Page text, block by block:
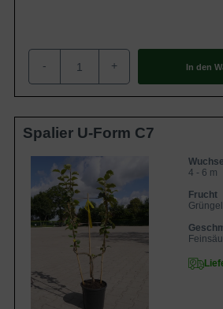
- + In den
Spalier U-Form C7
4 - 6 m
Frucht